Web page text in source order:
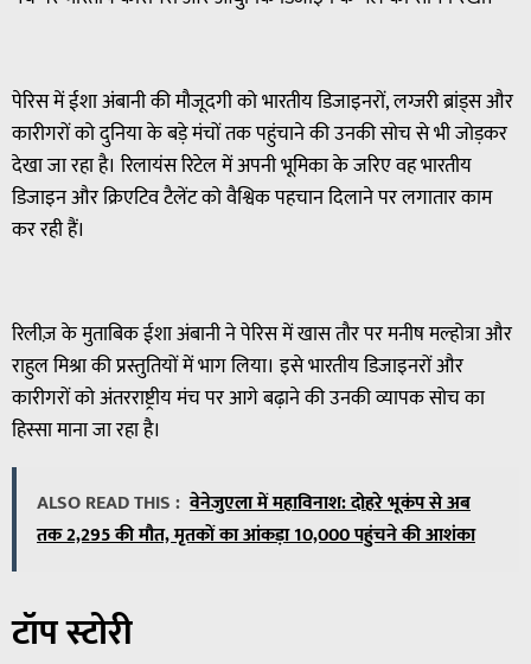
पेरिस में ईशा अंबानी की मौजूदगी को भारतीय डिजाइनरों, लग्जरी ब्रांड्स और
कारीगरों को दुनिया के बड़े मंचों तक पहुंचाने की उनकी सोच से भी जोड़कर
देखा जा रहा है। रिलायंस रिटेल में अपनी भूमिका के जरिए वह भारतीय
डिजाइन और क्रिएटिव टैलेंट को वैश्विक पहचान दिलाने पर लगातार काम
कर रही हैं।
रिलीज़ के मुताबिक ईशा अंबानी ने पेरिस में खास तौर पर मनीष मल्होत्रा और
राहुल मिश्रा की प्रस्तुतियों में भाग लिया। इसे भारतीय डिजाइनरों और
कारीगरों को अंतरराष्ट्रीय मंच पर आगे बढ़ाने की उनकी व्यापक सोच का
हिस्सा माना जा रहा है।
ALSO READ THIS : वेनेजुएला में महाविनाश: दोहरे भूकंप से अब
तक 2,295 की मौत, मृतकों का आंकड़ा 10,000 पहुंचने की आशंका
टॉप स्टोरी